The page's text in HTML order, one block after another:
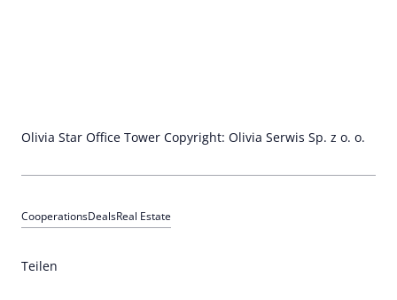
Olivia Star Office Tower Copyright: Olivia Serwis Sp. z o. o.
CooperationsDealsReal Estate
Teilen